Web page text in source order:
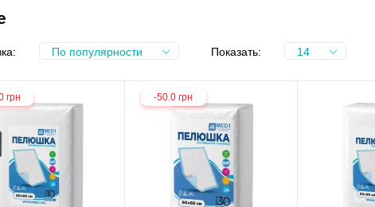
По популярности Показать: 14
грн -50.0 грн